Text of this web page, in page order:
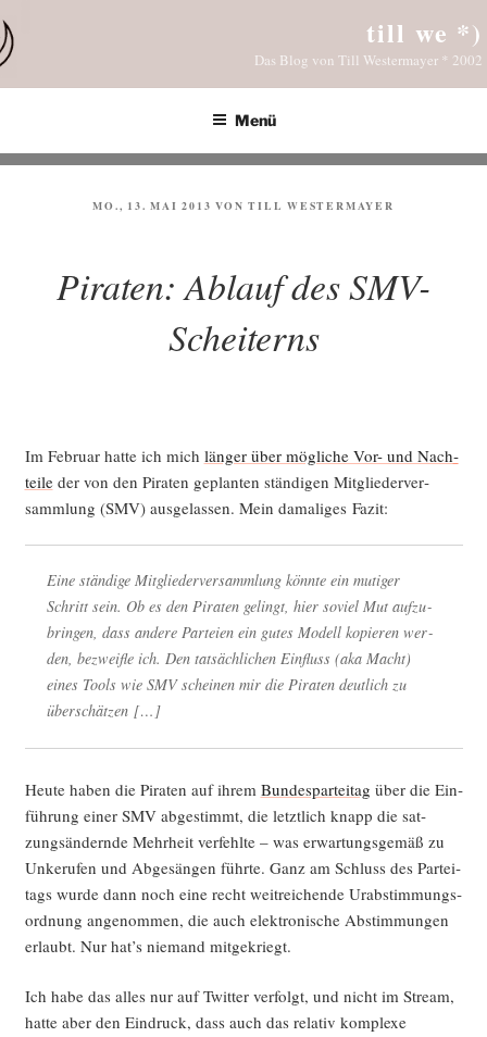
Inhalt
springen
till we *)
Das Blog von Till Westermayer * 2002
Menü
VERÖFFENTLICHT
MO., 13. MAI 2013 VONTILL WESTERMAYER
Piraten: Ablauf des SMV-
Scheiterns
Im Febru­ar hat­te ich mich län­ger über mög­li­che Vor- und Nach­
tei­leder von den Pira­ten geplan­ten stän­di­gen Mit­glie­der­ver­
samm­lung (SMV) aus­ge­las­sen. Mein dama­li­ges Fazit:
Eine stän­di­ge Mit­glie­der­ver­samm­lung könn­te ein muti­ger
Schritt sein. Ob es den Pira­ten gelingt, hier soviel Mut auf­zu­
brin­gen, dass ande­re Par­tei­en ein gutes Modell kopie­ren wer­
den, bezweif­le ich. Den tat­säch­li­chen Ein­fluss (aka Macht)
eines Tools wie SMV schei­nen mir die Pira­ten deut­lich zu
überschätzen […]
Heu­te haben die Pira­ten auf ihrem Bun­des­par­tei­tag über die Ein­
füh­rung einer SMV abge­stimmt, die letzt­lich knapp die sat­
zungs­än­dern­de Mehr­heit ver­fehl­te – was erwar­tungs­ge­mäß zu
Unke­ru­fen und Abge­sän­gen führ­te. Ganz am Schluss des Par­tei­
tags wur­de dann noch eine recht weit­rei­chen­de Urab­stim­mungs­
ord­nung ange­nom­men, die auch elek­tro­ni­sche Abstim­mun­gen
erlaubt. Nur hat’s nie­mand mitgekriegt.
Ich habe das alles nur auf Twit­ter ver­folgt, und nicht im Stream,
hat­te aber den Ein­druck, dass auch das rela­tiv kom­ple­xe